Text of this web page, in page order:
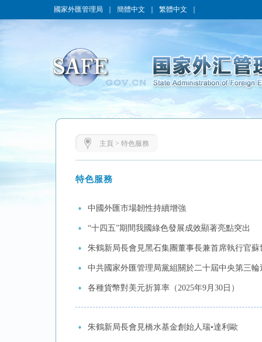
國家外匯管理局 簡體中文 繁體中文
主頁 > 特色服務
特色服務
中國外匯市場韌性持續增強
“十四五”期間我國綠色發展成效顯著亮點突出
朱鶴新局長會見黑石集團董事長兼首席執行官蘇
中共國家外匯管理局黨組關於二十屆中央第三
各種貨幣對美元折算率（2025年9月30日）
朱鶴新局長會見橋水基金創始人瑞•達利歐